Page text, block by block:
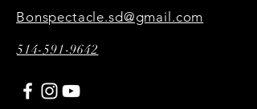
Bonspectacle.sd@gmail.com
514-591-9642